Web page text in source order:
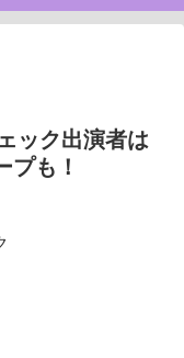
ック出演者は
プも！